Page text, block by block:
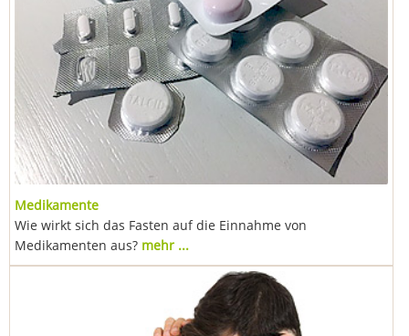
Medikamente
Wie wirkt sich das Fasten auf die Einnahme von
Medikamenten aus? mehr ...